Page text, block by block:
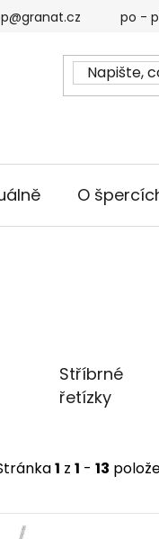
po -
O
Stříbrné
řetízky
1 z 1 - 13